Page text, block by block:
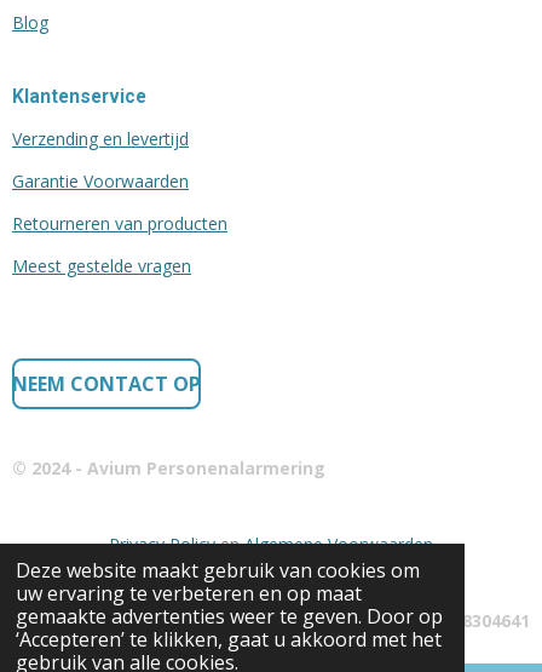
Deze website maakt gebruik van cookies om
uw ervaring te verbeteren en op maat
gemaakte advertenties weer te geven. Door op
‘Accepteren’ te klikken, gaat u akkoord met het
gebruik van alle cookies.
Blog
Klantenservice
Verzending en levertijd
Garantie Voorwaarden
Retourneren van producten
Meest gestelde vragen
NEEM CONTACT OP
© 2024 - Avium Personenalarmering
Privacy PolicyenAlgemene Voorwaarden
KvK: 68304641